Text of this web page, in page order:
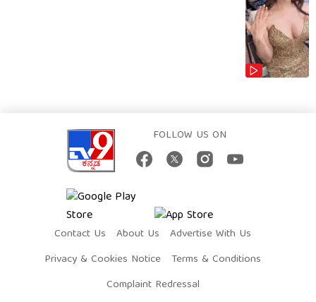
FOLLOW US ON
Contact Us About Us
Advertise With Us
Privacy & Cookies Notice
Terms & Conditions
Complaint Redressal